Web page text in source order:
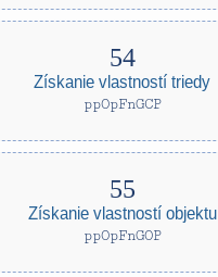
Získanie vlastností triedy
ppOpFnGCP
Získanie vlastností objektu
ppOpFnGOP